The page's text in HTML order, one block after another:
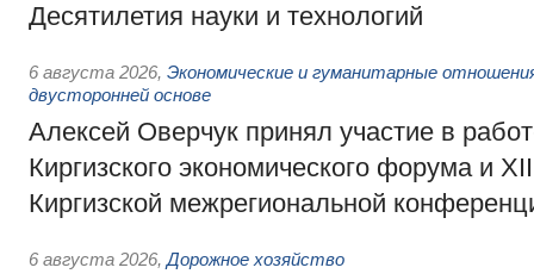
Десятилетия науки и технологий
6 августа 2026, Экономические и гуманитарные
двусторонней основе
Алексей Оверчук принял участие в
Киргизского экономического форума и
Киргизской межрегиональной
6 августа 2026, Дорожное хозяйство